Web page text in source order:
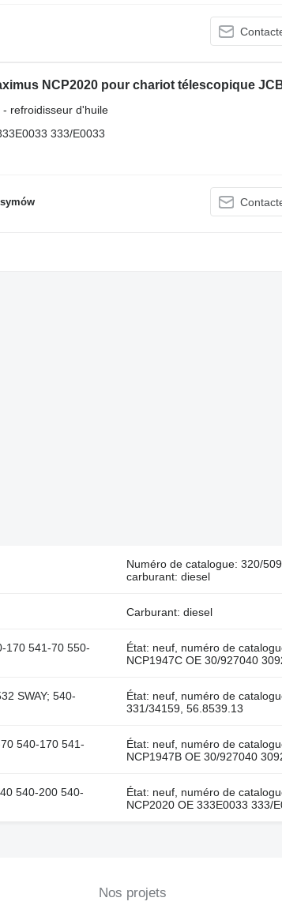
refroidisseur d'huile
333/E0033
Numéro de catalogue: 320/
carburant: diesel
Carburant: diesel
170 541-70 550-
État: neuf, numéro de
NCP1947C OE 30/927040
SWAY; 540-
État: neuf, numéro de
331/34159, 56.8539.13
540-170 541-
État: neuf, numéro de
NCP1947B OE 30/927040
540-200 540-
État: neuf, numéro de
NCP2020 OE 333E0033 333/
Nos projets